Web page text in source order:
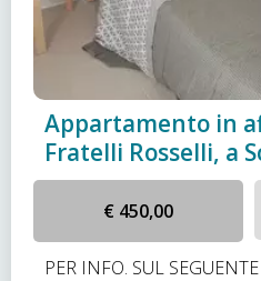
Appartamento in
Fratelli Rosselli, a
€ 450,00
PER INFO. SUL